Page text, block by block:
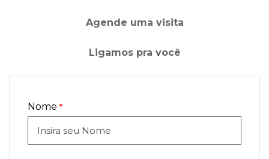
Agende uma visita
Ligamos pra você
Nome *